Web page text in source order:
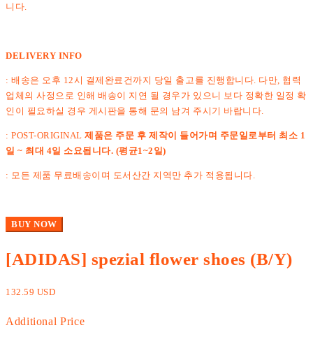
니다.
DELIVERY INFO
: 배송은 오후 12시 결제완료건까지 당일 출고를 진행합니다. 다만, 협력
업체의 사정으로 인해 배송이 지연 될 경우가 있으니 보다 정확한 일정 확
인이 필요하실 경우 게시판을 통해 문의 남겨 주시기 바랍니다.
: POST-ORIGINAL 제품은 주문 후 제작이 들어가며 주문일로부터 최소 1
일 ~ 최대 4일 소요됩니다. (평균1~2일)
: 모든 제품 무료배송이며 도서산간 지역만 추가 적용됩니다.
BUY NOW
[ADIDAS] spezial flower shoes (B/Y)
132.59 USD
Additional Price